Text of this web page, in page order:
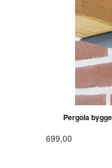
Pergola
699,00